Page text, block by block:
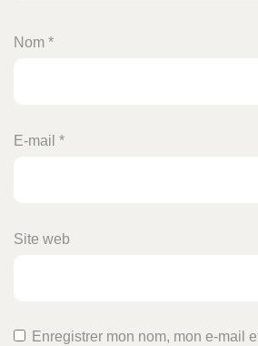
Nom *
E-mail *
Site web
Enregistrer mon nom, mon e-mail